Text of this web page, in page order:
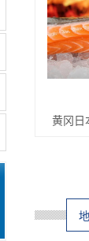
黄冈日